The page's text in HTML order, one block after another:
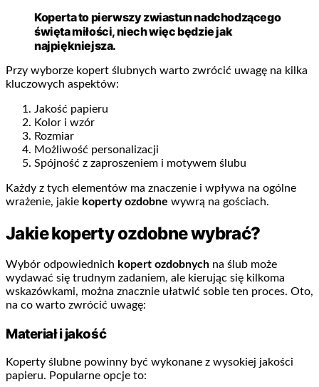
Koperta to pierwszy zwiastun nadchodzącego
święta miłości, niech więc będzie jak
najpiękniejsza.
Przy wyborze kopert ślubnych warto zwrócić uwagę na kilka
kluczowych aspektów:
Jakość papieru
Kolor i wzór
Rozmiar
Możliwość personalizacji
Spójność z zaproszeniem i motywem ślubu
Każdy z tych elementów ma znaczenie i wpływa na ogólne
wrażenie, jakie koperty ozdobne wywrą na gościach.
Jakie koperty ozdobne wybrać?
Wybór odpowiednich kopert ozdobnych na ślub może
wydawać się trudnym zadaniem, ale kierując się kilkoma
wskazówkami, można znacznie ułatwić sobie ten proces. Oto,
na co warto zwrócić uwagę:
Materiał i jakość
Koperty ślubne powinny być wykonane z wysokiej jakości
papieru. Popularne opcje to: